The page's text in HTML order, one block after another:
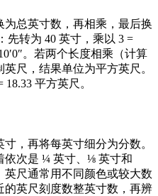
总英寸数，再相乘，最后换
先转为 40 英寸，乘以 3 =
。若两个长度相乘（计算
尺，结果单位为平方英尺。
18.33 平方英尺。
，再将每英寸细分为分数。
依次是 ¼ 英寸、⅛ 英寸和
英尺通常用不同颜色或较大数
英尺刻度数整英寸数，再辨